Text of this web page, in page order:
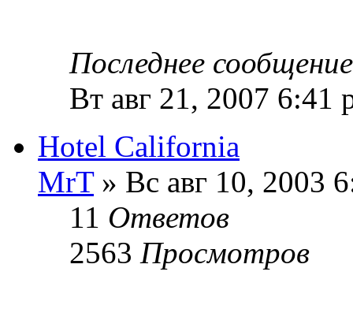
Последнее
Вт авг 21, 2007 6:41
Hotel California
MrT» Вс авг 10, 2003
11 Ответов
2563 Просмотров